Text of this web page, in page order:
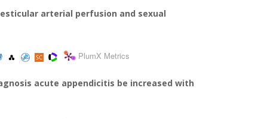
arterial perfusion and sexual
PlumX Metrics
acute appendicitis be increased with